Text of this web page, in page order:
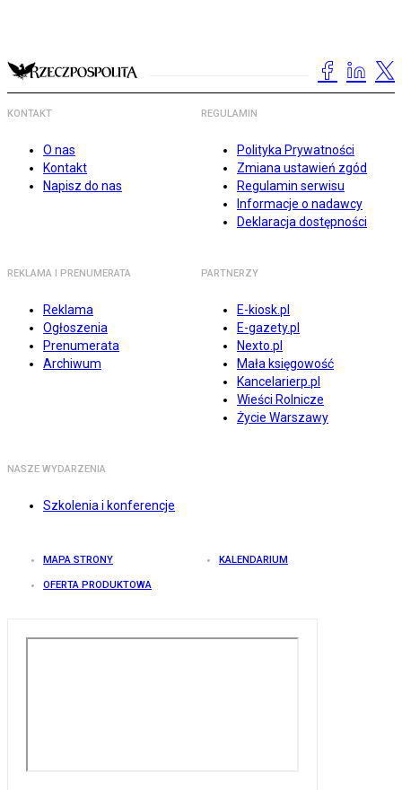
KONTAKT
O nas
Kontakt
Napisz do nas
REGULAMIN
Polityka Prywatności
Zmiana ustawień zgód
Regulamin serwisu
Informacje o nadawcy
Deklaracja dostępności
REKLAMA I PRENUMERATA
Reklama
Ogłoszenia
Prenumerata
Archiwum
PARTNERZY
E-kiosk.pl
E-gazety.pl
Nexto.pl
Mała księgowość
Kancelarierp.pl
Wieści Rolnicze
Życie Warszawy
NASZE WYDARZENIA
Szkolenia i konferencje
MAPA STRONY KALENDARIUM
OFERTA PRODUKTOWA